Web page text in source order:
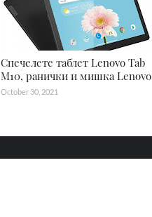
Спечелете таблет Lenovo Tab
M10, ранички и мишка Lenovo
October 30, 2021